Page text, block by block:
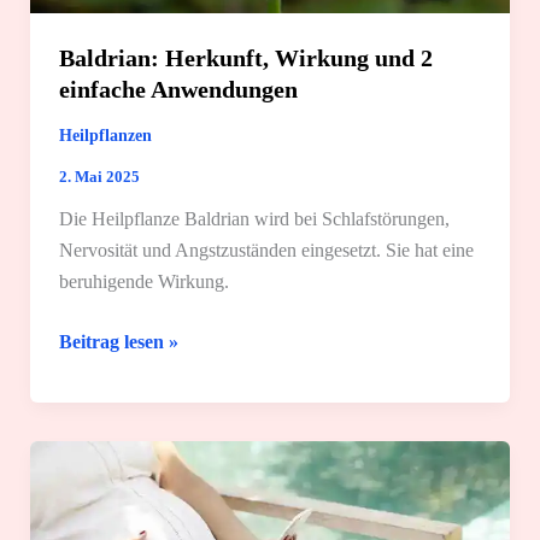
Baldrian: Herkunft, Wirkung und 2
einfache Anwendungen
Heilpflanzen
2. Mai 2025
Die Heilpflanze Baldrian wird bei Schlafstörungen,
Nervosität und Angstzuständen eingesetzt. Sie hat eine
beruhigende Wirkung.
Baldrian:
Wirkung
einfache
Anwendungen
Beitrag lesen »